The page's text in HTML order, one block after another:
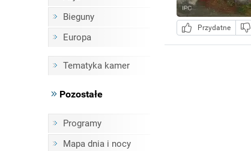
Bieguny
Europa
Tematyka kamer
Pozostałe
Programy
Mapa dnia i nocy
Przydatne